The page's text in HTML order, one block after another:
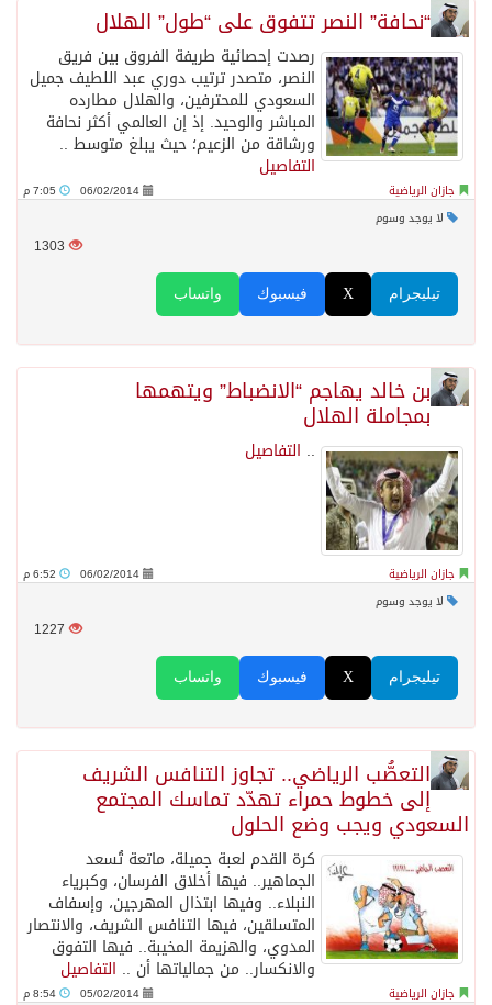
الجيش اليمني ينفذ عملية عسكرية ضد الحوثيين رداً على هجماتهم
الرياض وأنقرة وإسلام آباد تطلق «اتفاقية مكة» للدفاع
“نحافة” النصر تتفوق على “طول” الهلال
رصدت إحصائية طريفة الفروق بين فريق
النصر، متصدر ترتيب دوري عبد اللطيف جميل
السعودي للمحترفين، والهلال مطارده
المباشر والوحيد. إذ إن العالمي أكثر نحافة
ورشاقة من الزعيم؛ حيث يبلغ متوسط ..
التفاصيل
جازان الرياضية 06/02/2014
لا يوجد وسوم
1303
واتساب فيسبوك X تيليجرام
بن خالد يهاجم “الانضباط” ويتهمها
بمجاملة الهلال
.. التفاصيل
جازان الرياضية 06/02/2014
لا يوجد وسوم
1227
واتساب فيسبوك X تيليجرام
التعصُّب الرياضي.. تجاوز التنافس الشريف
إلى خطوط حمراء تهدّد تماسك المجتمع
السعودي ويجب وضع الحلول
كرة القدم لعبة جميلة، ماتعة تُسعد
الجماهير.. فيها أخلاق الفرسان، وكبرياء
النبلاء.. وفيها ابتذال المهرجين، وإسفاف
المتسلقين، فيها التنافس الشريف، والانتصار
المدوي، والهزيمة المخيبة.. فيها التفوق
والانكسار.. من جمالياتها أن .. التفاصيل
جازان الرياضية 05/02/2014